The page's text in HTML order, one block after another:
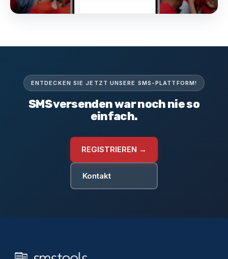
ENTDECKEN SIE JETZT UNSERE SMS-PLATTFORM!
SMS versenden war noch nie so
einfach.
REGISTRIEREN →
Kontakt